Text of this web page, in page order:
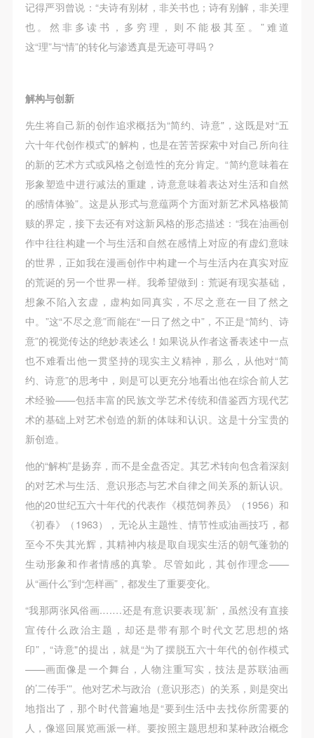
记得严羽曾说：“夫诗有别材，非关书也；诗有别解，非关理
也。然非多读书，多穷理，则不能极其至。”难道
这“理”与“情”的转化与渗透真是无迹可寻吗？
解构与创新
先生将自己新的创作追求概括为“简约、诗意"，这既是对“五
六十年代创作模式”的解构，也是在苦苦探索中对自己所向往
的新的艺术方式或风格之创造性的充分肯定。“简约意味着在
形象塑造中进行减法的重建，诗意意味着表达对生活和自然
的感情体验”。这是从形式与意蕴两个方面对新艺术风格极简
赅的界定，接下去还有对这新风格的形态描述：“我在油画创
作中往往构建一个与生活和自然在感情上对应的有虚幻意味
的世界，正如我在漫画创作中构建一个与生活内在真实对应
的荒诞的另一个世界一样。我希望做到：荒诞有现实基础，
想象不陷入玄虚，虚构如同真实，不尽之意在一目了然之
中。”这“不尽之意”而能在“一日了然之中”，不正是“简约、诗
意”的视觉传达的绝妙表述么！如果说从作者这番表述中一点
也不难看出他一贯坚持的现实主义精神，那么，从他对“简
约、诗意”的思考中，则是可以更充分地看出他在综合前人艺
术经验——包括丰富的民族文学艺术传统和借鉴西方现代艺
术的基础上对艺术创造的新的体味和认识。这是十分宝贵的
新创造。
他的“解构”是扬弃，而不是全盘否定。其艺术转向包含着深刻
的对艺术与生活、意识形态与艺术自律之间关系的新认识。
他的20世纪五六十年代的代表作《模范饲养员》（1956）和
《初春》（1963），无论从主题性、情节性或油画技巧，都
至今不失其光辉，其精神内核是取自现实生活的朝气蓬勃的
生动形象和作者情感的真挚。尽管如此，其创作理念——
从“画什么”到“怎样画”，都发生了重要变化。
“我那两张风俗画.……还是有意识要表现’新'，虽然没有直接
宣传什么政治主题，却还是带有那个时代文艺思想的烙
印”，“诗意"的提出，就是“为了摆脱五六十年代的创作模式
——画面像是一个舞台，人物注重写实，技法是苏联油画
的’二传手'”。他对艺术与政治（意识形态）的关系，则是突出
地指出了，那个时代普遍地是“要到生活中去找你所需要的
人，像巡回展览画派一样。要按照主题思想和某种政治概念
附则
（1）、本协议未尽事宜，经双方友好协商后可作为
本协议的补充协议，并不得违反相关法律法规规定。
（3）、本协议包括纸质档和电子档，纸质档—式二
份，甲乙双方各执一份，均具有同等法律效力。
活动参与者意味着接受并承担本协议的全部义务，未
同意者意味着放弃参加此次活动的权利。凡参加这次
活动前，必须事先与自己的家属沟通，取得家属同
意，同时知晓并同意本免责声明。参加者签名/勾选
后，视作其家属也已知晓并同意。
我已认真阅读上述条款，并且同意。
附则
（1）、本协议未尽事宜，经双方友好协商后可作为
本协议的补充协议，并不得违反相关法律法规规定。
（3）、本协议包括纸质档和电子档，纸质档—式二
份，甲乙双方各执一份，均具有同等法律效力。
活动参与者意味着接受并承担本协议的全部义务，未
同意者意味着放弃参加此次活动的权利。凡参加这次
活动前，必须事先与自己的家属沟通，取得家属同
意，同时知晓并同意本免责声明。参加者签名/勾选
后，视作其家属也已知晓并同意。
我已认真阅读上述条款，并且同意。
附则
（1）、本协议未尽事宜，经双方友好协商后可作为
本协议的补充协议，并不得违反相关法律法规规定。
（3）、本协议包括纸质档和电子档，纸质档—式二
份，甲乙双方各执一份，均具有同等法律效力。
活动参与者意味着接受并承担本协议的全部义务，未
同意者意味着放弃参加此次活动的权利。凡参加这次
活动前，必须事先与自己的家属沟通，取得家属同
意，同时知晓并同意本免责声明。参加者签名/勾选
后，视作其家属也已知晓并同意。
我已认真阅读上述条款，并且同意。